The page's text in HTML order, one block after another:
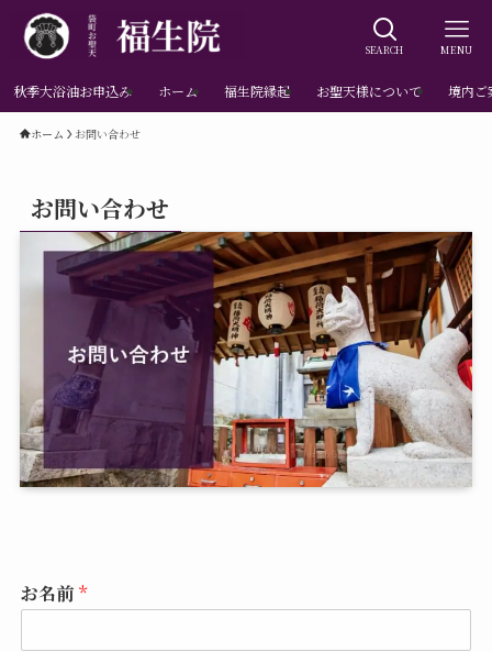
SEARCH MENU
秋季大浴油お申込み ホーム 福生院縁起 お聖天様について 境内ご
ホーム お問い合わせ
お問い合わせ
お名前 *